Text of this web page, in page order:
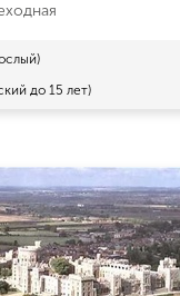
с вами
уведомления
до 15 лет)